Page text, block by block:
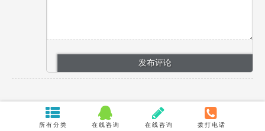
所有分类 在线咨询 在线咨询 拨打电话